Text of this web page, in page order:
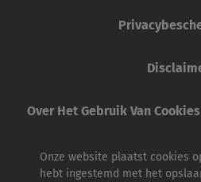
Over Het Gebruik Van
Onze website plaatst cookies
hebt ingestemd met het